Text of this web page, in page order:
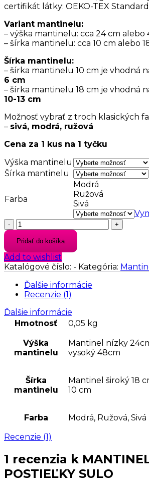
certifikát látky: OEKO-TEX
Variant mantinelu:
– výška mantinelu: cca 24 cm alebo
– šírka mantinelu: cca 10 cm alebo
Šírka mantinelu:
– šírka mantinelu 10 cm je vhodná
6 cm
– šírka mantinelu 18 cm je vhodná
10-13 cm
Možnosť vybrať z troch klasických
– sivá, modrá, ružová
Cena za 1 kus na 1 tyčku
Výška mantinelu
Šírka mantinelu
Farba
Modrá
Ružová
Sivá
množstvo
MANTINEL
DO
POSTIEĽKY
SULO
Pridať do košíka
Add to wishlist
Katalógové číslo: - Kategória:
Ďalšie informácie
Recenzie (1)
Ďalšie informácie
Hmotnosť
0,05 kg
Výška
mantinelu
Mantinel nízky
vysoký 48cm
Šírka
mantinelu
Mantinel široký 18
10 cm
Farba
Modrá, Ružová, Sivá
Recenzie (1)
1 recenzia k
POSTIEĽKY SULO